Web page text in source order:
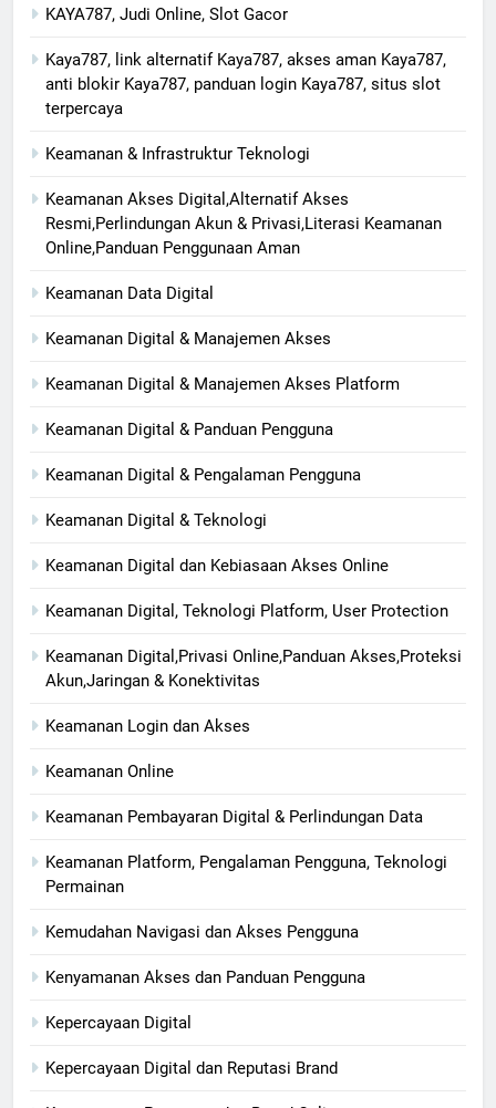
KAYA787, Judi Online, Slot Gacor
Kaya787, link alternatif Kaya787, akses aman Kaya787,
anti blokir Kaya787, panduan login Kaya787, situs slot
terpercaya
Keamanan & Infrastruktur Teknologi
Keamanan Akses Digital,Alternatif Akses
Resmi,Perlindungan Akun & Privasi,Literasi Keamanan
Online,Panduan Penggunaan Aman
Keamanan Data Digital
Keamanan Digital & Manajemen Akses
Keamanan Digital & Manajemen Akses Platform
Keamanan Digital & Panduan Pengguna
Keamanan Digital & Pengalaman Pengguna
Keamanan Digital & Teknologi
Keamanan Digital dan Kebiasaan Akses Online
Keamanan Digital, Teknologi Platform, User Protection
Keamanan Digital,Privasi Online,Panduan Akses,Proteksi
Akun,Jaringan & Konektivitas
Keamanan Login dan Akses
Keamanan Online
Keamanan Pembayaran Digital & Perlindungan Data
Keamanan Platform, Pengalaman Pengguna, Teknologi
Permainan
Kemudahan Navigasi dan Akses Pengguna
Kenyamanan Akses dan Panduan Pengguna
Kepercayaan Digital
Kepercayaan Digital dan Reputasi Brand